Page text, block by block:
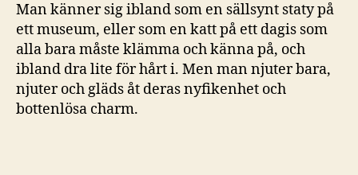
Man känner sig ibland som en sällsynt staty på
ett museum, eller som en katt på ett dagis som
alla bara måste klämma och känna på, och
ibland dra lite för hårt i. Men man njuter bara,
njuter och gläds åt deras nyfikenhet och
bottenlösa charm.